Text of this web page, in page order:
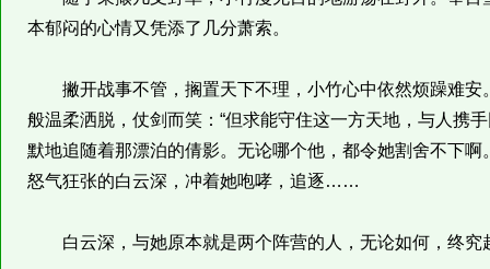
本郁闷的心情又凭添了几分萧索。
撇开战事不管，搁置天下不理，小竹心中依然烦躁难安
般温柔洒脱，仗剑而笑：“但求能守住这一方天地，与人携
默地追随着那漂泊的倩影。无论哪个他，都令她割舍不下
怒气狂张的白云深，冲着她咆哮，追逐……
白云深，与她原本就是两个阵营的人，无论如何，终究